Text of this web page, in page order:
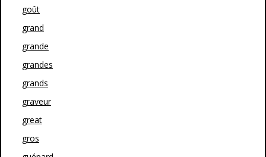
goût
grand
grande
grandes
grands
graveur
great
gros